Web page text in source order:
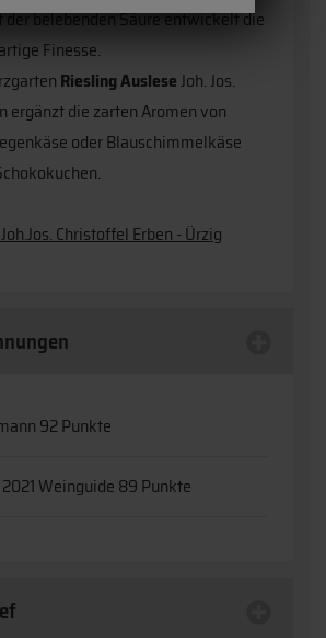
belebenden Säure entwickelt die
Finesse.
Riesling AusleseJoh. Jos.
ergänzt die zarten Aromen von
oder Blauschimmelkäse
Christoffel Erben - Ürzig
92 Punkte
Weinguide 89 Punkte